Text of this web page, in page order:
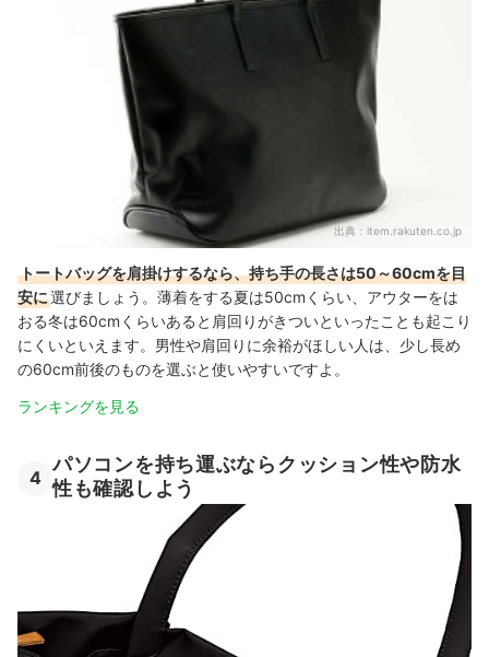
出典： item.rakuten.co.jp
トートバッグを肩掛けするなら、持ち手の長さは50～60cmを目
安に選びましょう。薄着をする夏は50cmくらい、アウターをは
おる冬は60cmくらいあると肩回りがきついといったことも起こり
にくいといえます。男性や肩回りに余裕がほしい人は、少し長め
の60cm前後のものを選ぶと使いやすいですよ。
ランキングを見る
4
パソコンを持ち運ぶならクッション性や防水
性も確認しよう